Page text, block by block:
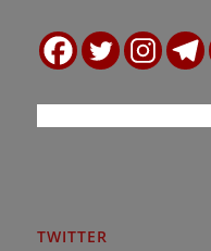
TWITTER